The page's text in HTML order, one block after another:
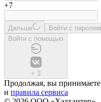
+7
Дальше
Войти с паролем
Войти с помощью
+ 3
Продолжая, вы принимаете
и правила сервиса